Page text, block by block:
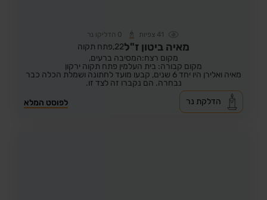
41 צפיות 0 הדליקו נר
מאיה ביטון ז"ל22, פתח תקוה
מקום רצח:המסיבה ברעים,
מקום קבורה: בית העלמין פתח תקוה ירקון
מאיה ואלירן היו יחד 6 שנים, קבעו מועד לחתונה ושמלת הכלה כבר
נבחרה. הם נקברו זה לצד זו.
לפוסט המלא
הדלקת נר